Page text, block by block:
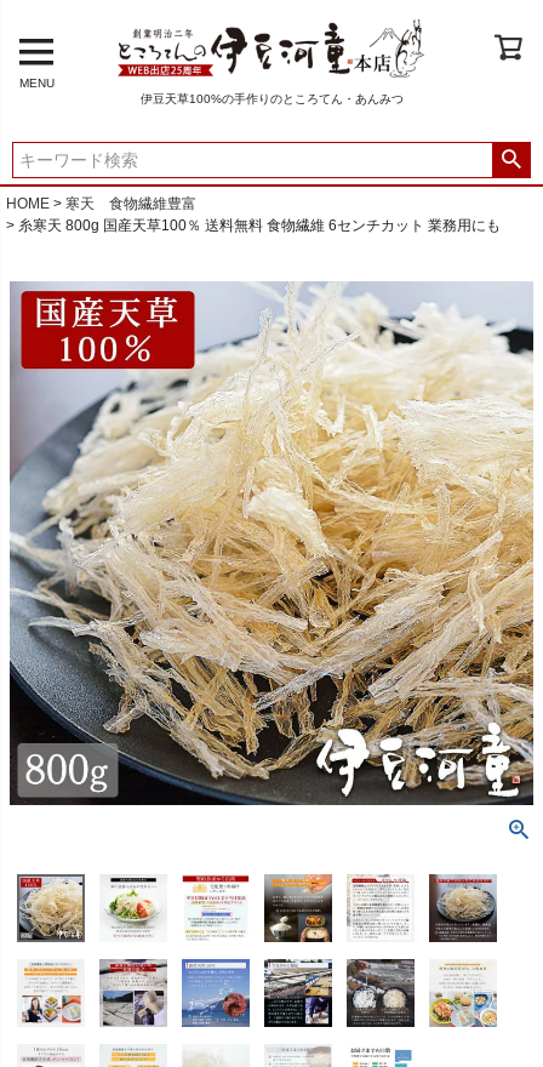
MENU
伊豆天草100%の手作りのところてん・あんみつ
HOME
寒天 食物繊維豊富
糸寒天 800g 国産天草100％ 送料無料 食物繊維 6センチカット 業務用にも